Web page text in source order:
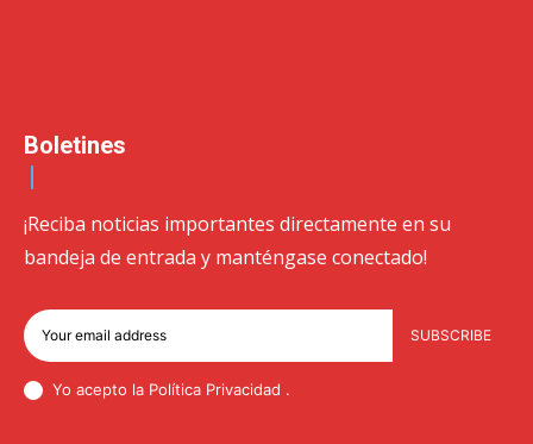
Boletines
¡Reciba noticias importantes directamente en su
bandeja de entrada y manténgase conectado!
SUBSCRIBE
Yo acepto la Política Privacidad .